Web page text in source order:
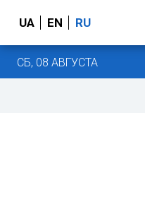
UA EN RU
СБ, 08 АВГУСТА